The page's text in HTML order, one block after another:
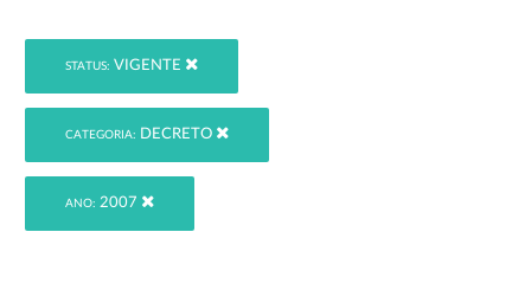
STATUS: VIGENTE
CATEGORIA: DECRETO
ANO: 2007